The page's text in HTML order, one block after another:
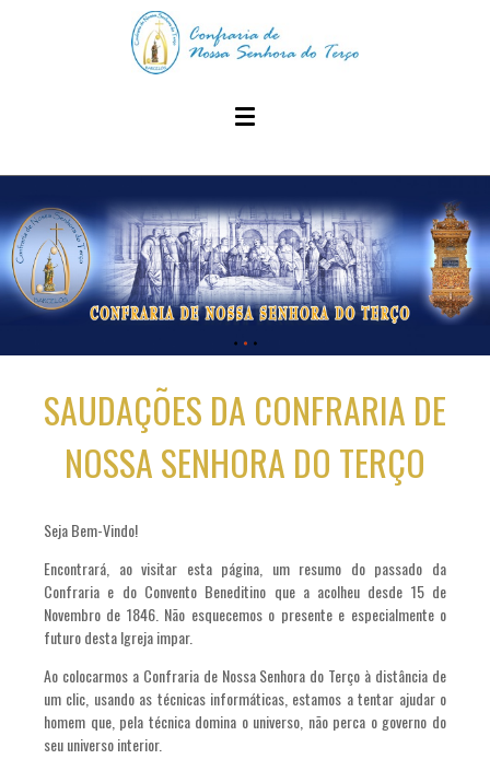
SAUDAÇÕES DA CONFRARIA DE
NOSSA SENHORA DO TERÇO
Seja Bem-Vindo!
Encontrará, ao visitar esta página, um resumo do passado da
Confraria e do Convento Beneditino que a acolheu desde 15 de
Novembro de 1846. Não esquecemos o presente e especialmente o
futuro desta Igreja impar.
Ao colocarmos a Confraria de Nossa Senhora do Terço à distância de
um clic, usando as técnicas informáticas, estamos a tentar ajudar o
homem que, pela técnica domina o universo, não perca o governo do
seu universo interior.